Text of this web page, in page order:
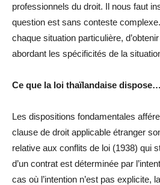
professionnels du droit. Il nous faut
question est sans conteste
chaque situation particulière,
abordant les spécificités de la
Ce que la loi thaïlandaise dispose…
Les dispositions fondamentales
clause de droit applicable étranger
relative aux conflits de loi (1938) qui
d’un contrat est déterminée par
cas où l’intention n’est pas explicite,